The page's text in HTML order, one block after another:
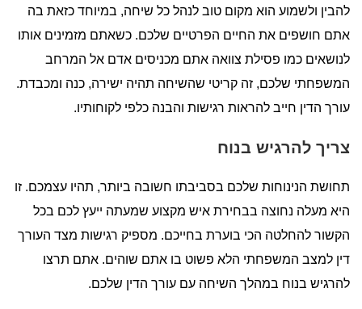
להבין ולשמוע הוא מקום טוב לנהל כל שיחה, במיוחד כזאת בה
אתם חושפים את החיים הפרטיים שלכם. כשאתם מזמינים אותו
לנושאים כמו פסילת צוואה אתם מכניסים אדם אל המרחב
המשפחתי שלכם, זה קריטי שהשיחה תהיה ישירה, כנה ומכבדת.
עורך הדין חייב להראות רגישות והבנה כלפי לקוחותיו.
צריך להרגיש בנוח
תחושת הנינוחות שלכם בסביבתו חשובה ביותר, תהיו עצמכם. זו
היא מעלה נחוצה בבחירת איש מקצוע שמעתה ייעץ לכם בכל
הקשור להחלטה הכי בוערת בחייכם. מספיק רגישות מצד העורך
דין למצב המשפחתי הלא פשוט בו אתם שוהים. אתם תרצו
להרגיש בנוח במהלך השיחה עם עורך הדין שלכם.